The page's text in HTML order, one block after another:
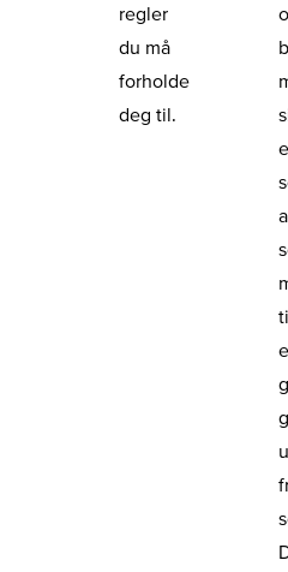
regler
du må
forholde
deg til.